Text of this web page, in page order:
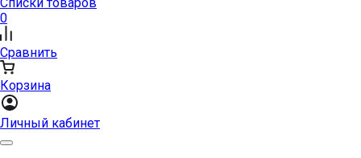
0
Сравнить
Корзина
Личный кабинет